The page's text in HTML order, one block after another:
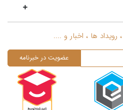
ها ، اخبار و ....